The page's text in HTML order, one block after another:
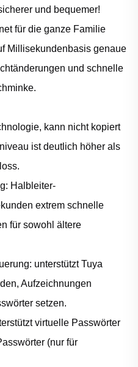
und bequemer!
für die ganze Familie
Millisekundenbasis genaue
und schnelle
kann nicht kopiert
ist deutlich höher als
Halbleiter-
extrem schnelle
für sowohl ältere
unterstützt Tuya
Aufzeichnungen
setzen.
virtuelle Passwörter
(nur für